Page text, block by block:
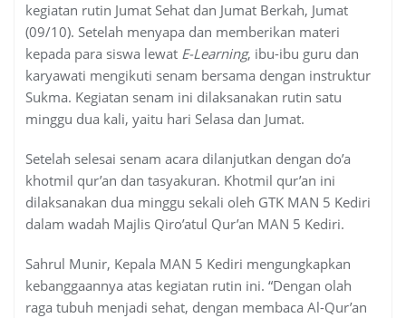
kegiatan rutin Jumat Sehat dan Jumat Berkah, Jumat
(09/10). Setelah menyapa dan memberikan materi
kepada para siswa lewat E-Learning, ibu-ibu guru dan
karyawati mengikuti senam bersama dengan instruktur
Sukma. Kegiatan senam ini dilaksanakan rutin satu
minggu dua kali, yaitu hari Selasa dan Jumat.
Setelah selesai senam acara dilanjutkan dengan do’a
khotmil qur’an dan tasyakuran. Khotmil qur’an ini
dilaksanakan dua minggu sekali oleh GTK MAN 5 Kediri
dalam wadah Majlis Qiro’atul Qur’an MAN 5 Kediri.
Sahrul Munir, Kepala MAN 5 Kediri mengungkapkan
kebanggaannya atas kegiatan rutin ini. “Dengan olah
raga tubuh menjadi sehat, dengan membaca Al-Qur’an